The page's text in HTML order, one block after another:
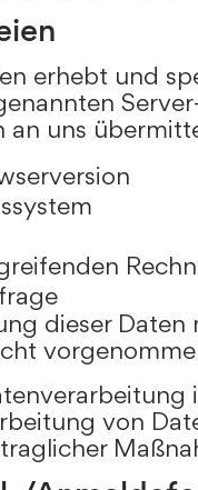
erhebt und
an uns
dieser Daten
von